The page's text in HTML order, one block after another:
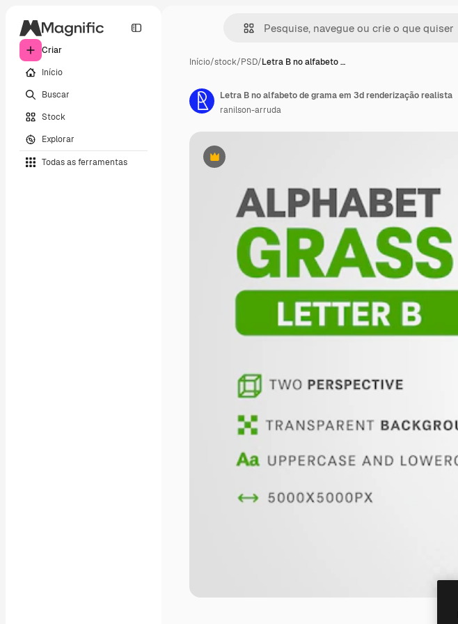
Criar
Início
Buscar
Stock
Explorar
Todas as ferramentas
Início/stock/PSD/Letra B no alfabeto …
Premium
Letra B no alfabeto de grama em 3d renderização realista
ranilson-arruda